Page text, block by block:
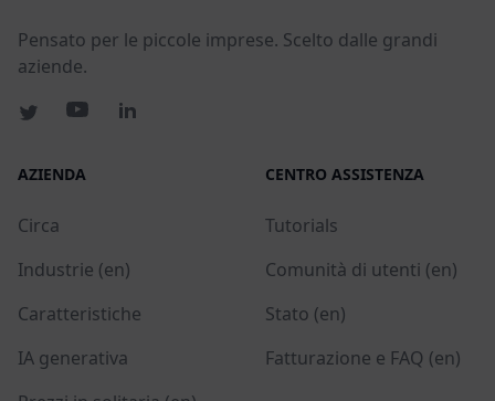
Pensato per le piccole imprese. Scelto dalle grandi
aziende.
AZIENDA
Circa
Industrie (en)
Caratteristiche
IA generativa
CENTRO ASSISTENZA
Tutorials
Comunità di utenti (en)
Stato (en)
Fatturazione e FAQ (en)